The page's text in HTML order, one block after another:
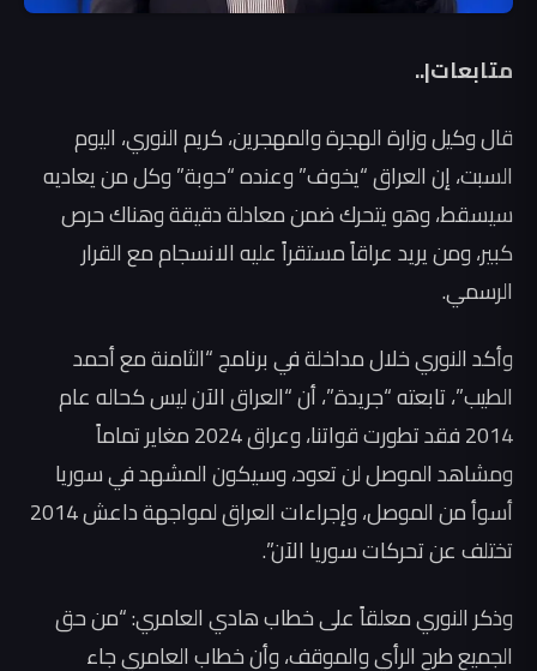
متابعات|..
قال وكيل وزارة الهجرة والمهجرين، كريم النوري، اليوم
السبت، إن العراق “يخوف” وعنده “حوبة” وكل من يعاديه
سيسقط، وهو يتحرك ضمن معادلة دقيقة وهناك حرص
كبير، ومن يريد عراقاً مستقراً عليه الانسجام مع القرار
الرسمي.
وأكد النوري خلال مداخلة في برنامج “الثامنة مع أحمد
الطيب”، تابعته “جريدة”، أن “العراق الآن ليس كحاله عام
2014 فقد تطورت قواتنا، وعراق 2024 مغاير تماماً
ومشاهد الموصل لن تعود، وسيكون المشهد في سوريا
أسوأ من الموصل، وإجراءات العراق لمواجهة داعش 2014
تختلف عن تحركات سوريا الآن”.
وذكر النوري معلقاً على خطاب هادي العامري: “من حق
الجميع طرح الرأي والموقف، وأن خطاب العامري جاء